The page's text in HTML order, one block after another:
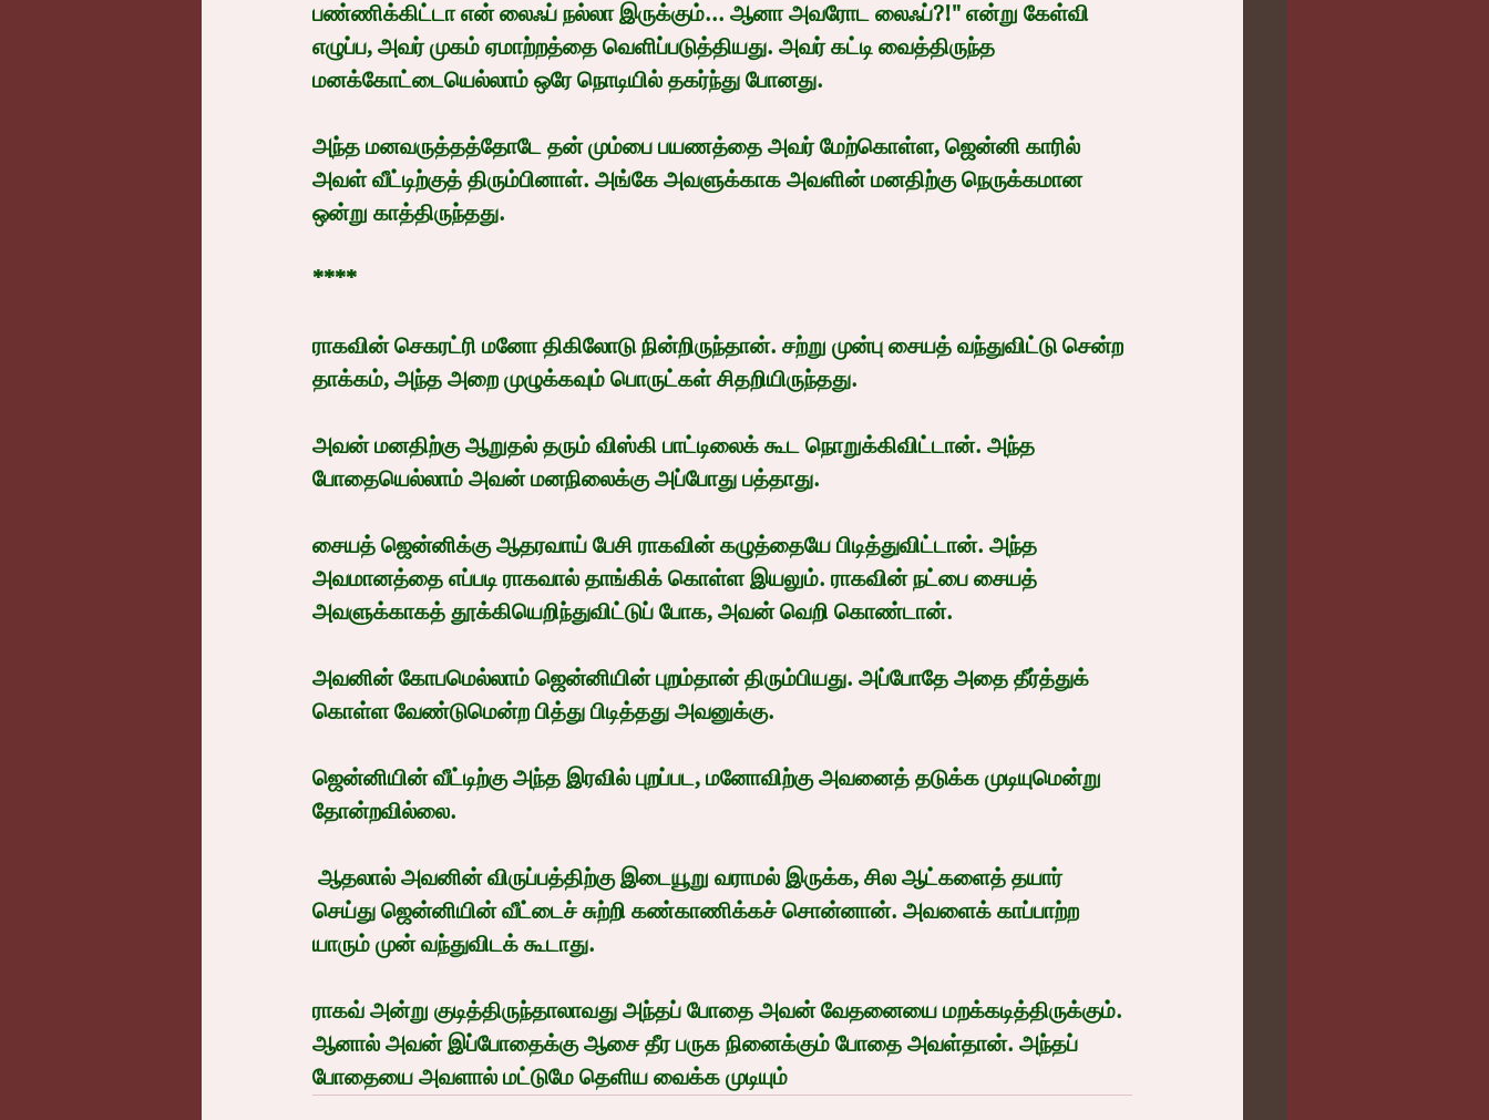
பண்ணிக்கிட்டா என் லைஃப் நல்லா இருக்கும்... ஆனா அவரோட லைஃப்?!" என்று கேள்வி
எழுப்ப, அவர் முகம் ஏமாற்றத்தை வெளிப்படுத்தியது. அவர் கட்டி வைத்திருந்த
மனக்கோட்டையெல்லாம் ஒரே நொடியில் தகர்ந்து போனது.
அந்த மனவருத்தத்தோடே தன் மும்பை பயணத்தை அவர் மேற்கொள்ள, ஜென்னி காரில்
அவள் வீட்டிற்குத் திரும்பினாள். அங்கே அவளுக்காக அவளின் மனதிற்கு நெருக்கமான
ஒன்று காத்திருந்தது.
****
ராகவின் செகரட்ரி மனோ திகிலோடு நின்றிருந்தான். சற்று முன்பு சையத் வந்துவிட்டு சென்ற
தாக்கம், அந்த அறை முழுக்கவும் பொருட்கள் சிதறியிருந்தது.
அவன் மனதிற்கு ஆறுதல் தரும் விஸ்கி பாட்டிலைக் கூட நொறுக்கிவிட்டான். அந்த
போதையெல்லாம் அவன் மனநிலைக்கு அப்போது பத்தாது.
சையத் ஜென்னிக்கு ஆதரவாய் பேசி ராகவின் கழுத்தையே பிடித்துவிட்டான். அந்த
அவமானத்தை எப்படி ராகவால் தாங்கிக் கொள்ள இயலும். ராகவின் நட்பை சையத்
அவளுக்காகத் தூக்கியெறிந்துவிட்டுப் போக, அவன் வெறி கொண்டான்.
அவனின் கோபமெல்லாம் ஜென்னியின் புறம்தான் திரும்பியது. அப்போதே அதை தீர்த்துக்
கொள்ள வேண்டுமென்ற பித்து பிடித்தது அவனுக்கு.
ஜென்னியின் வீட்டிற்கு அந்த இரவில் புறப்பட, மனோவிற்கு அவனைத் தடுக்க முடியுமென்று
தோன்றவில்லை.
ஆதலால் அவனின் விருப்பத்திற்கு இடையூறு வராமல் இருக்க, சில ஆட்களைத் தயார்
செய்து ஜென்னியின் வீட்டைச் சுற்றி கண்காணிக்கச் சொன்னான். அவளைக் காப்பாற்ற
யாரும் முன் வந்துவிடக் கூடாது.
ராகவ் அன்று குடித்திருந்தாலாவது அந்தப் போதை அவன் வேதனையை மறக்கடித்திருக்கும்.
ஆனால் அவன் இப்போதைக்கு ஆசை தீர பருக நினைக்கும் போதை அவள்தான். அந்தப்
போதையை அவளால் மட்டுமே தெளிய வைக்க முடியும்